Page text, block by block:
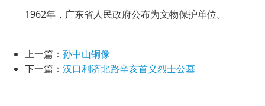
1962年，广东省人民政府公布为文物保护单位。
上一篇： 孙中山铜像
下一篇： 汉口利济北路辛亥首义烈士公墓